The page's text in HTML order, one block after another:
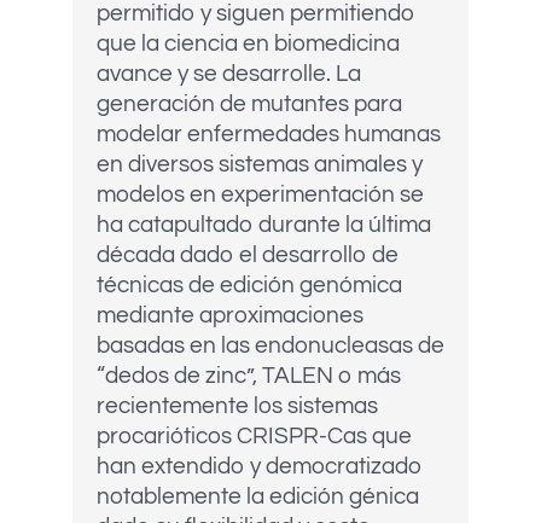
permitido y siguen permitiendo
que la ciencia en biomedicina
avance y se desarrolle. La
generación de mutantes para
modelar enfermedades humanas
en diversos sistemas animales y
modelos en experimentación se
ha catapultado durante la última
década dado el desarrollo de
técnicas de edición genómica
mediante aproximaciones
basadas en las endonucleasas de
“dedos de zinc”, TALEN o más
recientemente los sistemas
procarióticos CRISPR-Cas que
han extendido y democratizado
notablemente la edición génica